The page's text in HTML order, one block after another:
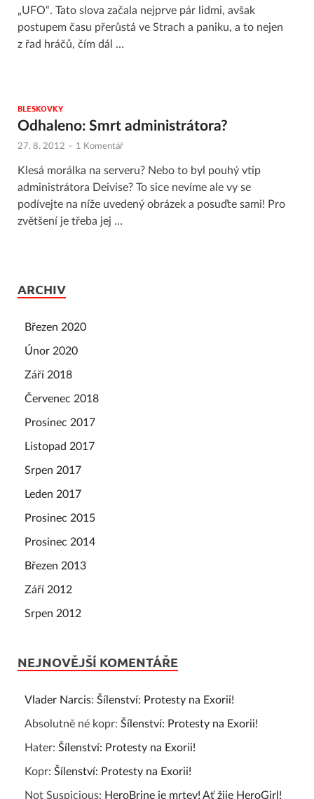
„UFO“. Tato slova začala nejprve pár lidmi, avšak
postupem času přerůstá ve Strach a paniku, a to nejen
z řad hráčů, čím dál …
BLESKOVKY
Odhaleno: Smrt administrátora?
27. 8. 2012 - 1 Komentář
Klesá morálka na serveru? Nebo to byl pouhý vtip
administrátora Deivise? To sice nevíme ale vy se
podívejte na níže uvedený obrázek a posuďte sami! Pro
zvětšení je třeba jej …
ARCHIV
Březen 2020
Únor 2020
Září 2018
Červenec 2018
Prosinec 2017
Listopad 2017
Srpen 2017
Leden 2017
Prosinec 2015
Prosinec 2014
Březen 2013
Září 2012
Srpen 2012
NEJNOVĚJŠÍ KOMENTÁŘE
Vlader Narcis: Šílenství: Protesty na Exorii!
Absolutně né kopr: Šílenství: Protesty na Exorii!
Hater: Šílenství: Protesty na Exorii!
Kopr: Šílenství: Protesty na Exorii!
Not Suspicious: HeroBrine je mrtev! Ať žije HeroGirl!